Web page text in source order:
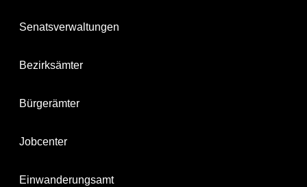
Senatsverwaltungen
Bezirksämter
Bürgerämter
Jobcenter
Einwanderungsamt